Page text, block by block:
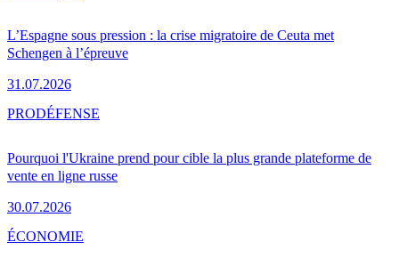
L’Espagne sous pression : la crise migratoire de Ceuta met
Schengen à l’épreuve
31.07.2026
Pourquoi l'Ukraine prend pour cible la plus grande plateforme de
vente en ligne russe
30.07.2026
PRODÉFENSE
ÉCONOMIE